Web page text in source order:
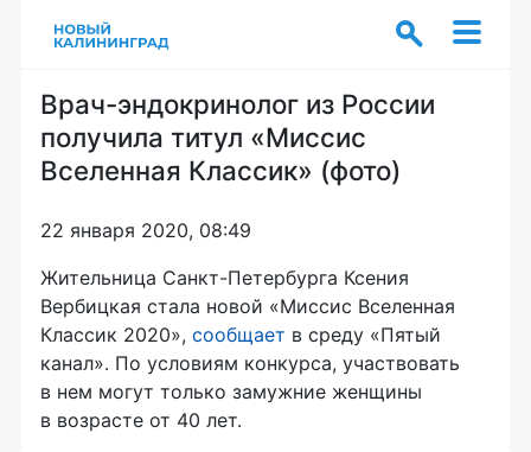
Врач-эндокринолог из России
получила титул «Миссис
Вселенная Классик» (фото)
22 января 2020, 08:49
Жительница Санкт-Петербурга Ксения
Вербицкая стала новой «Миссис Вселенная
Классик 2020», сообщает в среду «Пятый
канал». По условиям конкурса, участвовать
в нем могут только замужние женщины
в возрасте от 40 лет.